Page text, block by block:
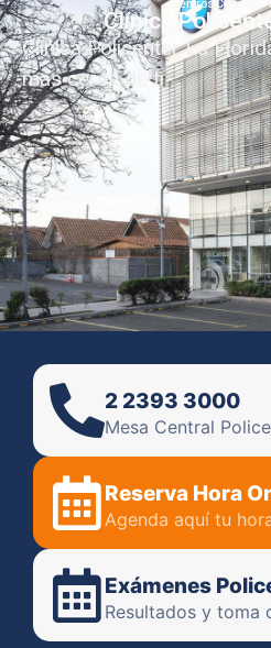
Centros Clinicos -
Clínica
Clínica Policenter La
más cerca de ti
2 2393 3000
Mesa Central
Reserva Hora
Agenda aquí tu
Exámenes
Resultados y toma